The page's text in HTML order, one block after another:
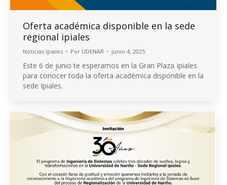
Oferta académica disponible en la sede
regional ipiales
Noticias Ipiales Por UDENAR junio 4, 2025
Este 6 de junio te esperamos en la Gran Plaza Ipiales
para conocer toda la oferta académica disponible en la
sede Ipiales.